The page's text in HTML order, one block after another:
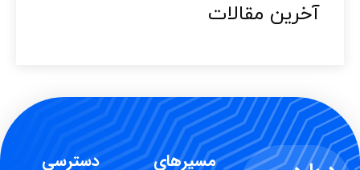
آخرین مقالات​
مسیرهای دسترسی